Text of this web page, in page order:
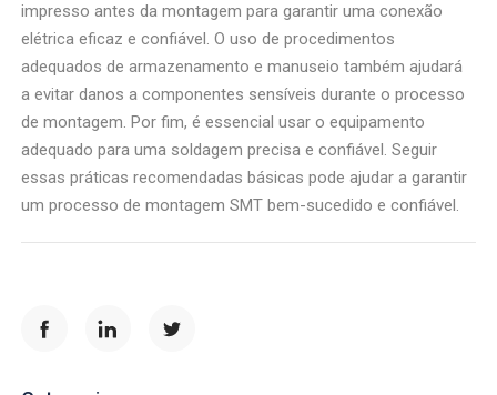
impresso antes da montagem para garantir uma conexão
elétrica eficaz e confiável. O uso de procedimentos
adequados de armazenamento e manuseio também ajudará
a evitar danos a componentes sensíveis durante o processo
de montagem. Por fim, é essencial usar o equipamento
adequado para uma soldagem precisa e confiável. Seguir
essas práticas recomendadas básicas pode ajudar a garantir
um processo de montagem SMT bem-sucedido e confiável.